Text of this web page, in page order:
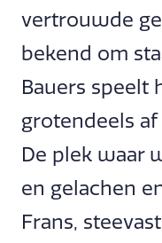
vertrouwde
bekend om
Bauers speelt
grotendeels
De plek waar
en gelachen
Frans,